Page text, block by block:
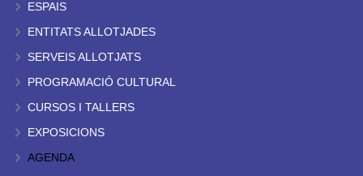
ESPAIS
ENTITATS ALLOTJADES
SERVEIS ALLOTJATS
PROGRAMACIÓ CULTURAL
CURSOS I TALLERS
EXPOSICIONS
AGENDA